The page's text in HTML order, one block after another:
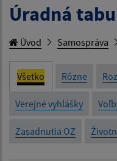
Úradná
Úvod Samospráva
Všetko Rôzne
Verejné vyhlášky
Zasadnutia OZ